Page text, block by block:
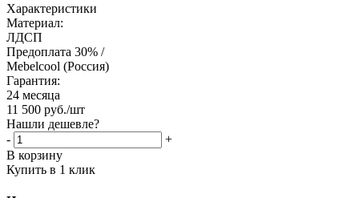
Характеристики
Материал:
ЛДСП
Предоплата 30% /
Mebelcool (Россия)
Гарантия:
24 месяца
11 500 руб./шт
Нашли дешевле?
-
+
В корзину
Купить в 1 клик